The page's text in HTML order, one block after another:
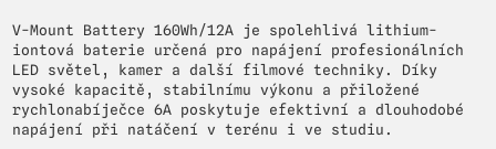
V-Mount Battery 160Wh/12A je spolehlivá lithium-
iontová baterie určená pro napájení profesionálních
LED světel, kamer a další filmové techniky. Díky
vysoké kapacitě, stabilnímu výkonu a přiložené
rychlonabíječce 6A poskytuje efektivní a dlouhodobé
napájení při natáčení v terénu i ve studiu.